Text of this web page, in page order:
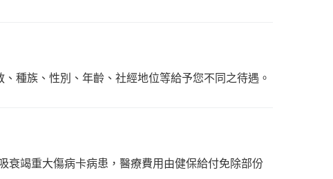
種族、性別、年齡、社經地位等給予您不同之待遇。
衰竭重大傷病卡病患，醫療費用由健保給付免除部份